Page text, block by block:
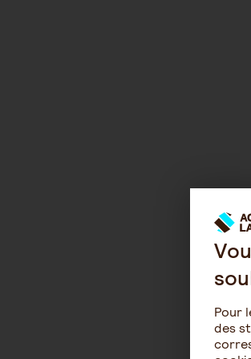
Pour
des